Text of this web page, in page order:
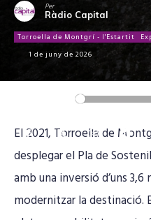
Per
Ràdio Capital
Torroella de Montgrí - l'Estartit
1 de juny de 2026
El 2021, Torroella de
desplegar el Pla de
amb una inversió d’uns 3,6
modernitzar la destinació.